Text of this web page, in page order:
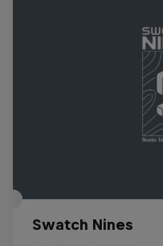
Swatch Nines